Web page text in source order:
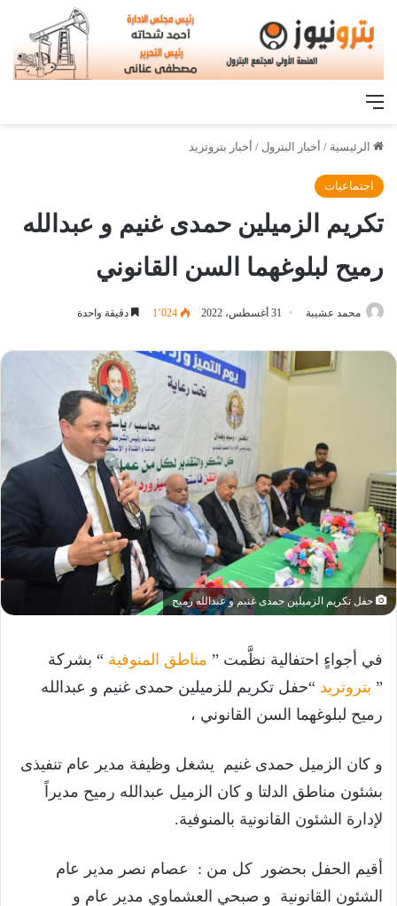
القائمة
الرئيسية / أخبار البترول / أخبار بتروتريد
اجتماعيات
تكريم الزميلين حمدى غنيم و عبدالله
رميح لبلوغهما السن القانوني
محمد عشيبة 31 أغسطس، 2022 1٬024 دقيقة واحدة
حفل تكريم الزميلين حمدى غنيم و عبدالله رميح
في أجواءٍ احتفالية نظَّمت ” مناطق المنوفية “ بشركة
” بتروتريد “حفل تكريم للزميلين حمدى غنيم و عبدالله
رميح لبلوغهما السن القانوني ،
و كان الزميل حمدى غنيم يشغل وظيفة مدير عام تنفيذى
بشئون مناطق الدلتا و كان الزميل عبدالله رميح مديراً
لإدارة الشئون القانونية بالمنوفية.
أقيم الحفل بحضور كل من : عصام نصر مدير عام
الشئون القانونية و صبحي العشماوي مدير عام و